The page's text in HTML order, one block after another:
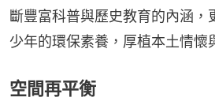
斷豐富科普與歷史教育的內涵，
少年的環保素養，厚植本土情懷
空間再平衡